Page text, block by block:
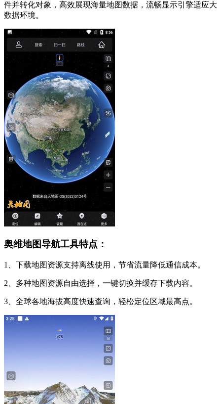
件并转化对象，高效展现海量地图数据，流畅显示引擎适应大
数据环境。
奥维地图导航工具特点：
1、下载地图资源支持离线使用，节省流量降低通信成本。
2、多种地图资源自由选择，一键切换并缓存下载内容。
3、全球各地海拔高度快速查询，轻松定位区域最高点。